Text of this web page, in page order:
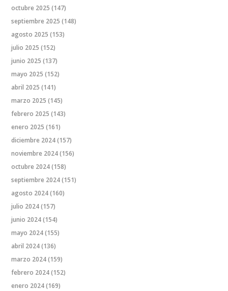
octubre 2025 (147)
septiembre 2025 (148)
agosto 2025 (153)
julio 2025 (152)
junio 2025 (137)
mayo 2025 (152)
abril 2025 (141)
marzo 2025 (145)
febrero 2025 (143)
enero 2025 (161)
diciembre 2024(157)
noviembre 2024(156)
octubre 2024(158)
septiembre 2024(151)
agosto 2024(160)
julio 2024(157)
junio 2024(154)
mayo 2024(155)
abril 2024(136)
marzo 2024(159)
febrero 2024(152)
enero 2024(169)